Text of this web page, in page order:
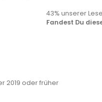
43% unserer
Fandest Du
2019 oder früher